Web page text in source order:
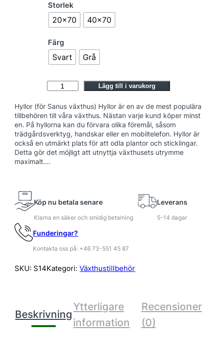
Storlek
20×70 40×70
Färg
Svart Grå
l
l
a
S
A
N
n
g
Lägg till i varukorg
Hyllor (för Sanus växthus) Hyllor är en av de mest populära
tillbehören till våra växthus. Nästan varje kund köper minst
en. På hyllorna kan du förvara olika föremål, såsom
trädgårdsverktyg, handskar eller en mobiltelefon. Hyllor är
också en utmärkt plats för att odla plantor och sticklingar.
Detta gör det möjligt att utnyttja växthusets utrymme
maximalt.…
Köp nu betala senare
Klarna en säker och smidig betalning
Leverans
5-14 dagar
Funderingar?
Kontakta oss på: +46 73-551 45 87
SKU: S14Kategori:Växthustillbehör
Beskrivning
Ytterligare
information
Recensioner
(0)